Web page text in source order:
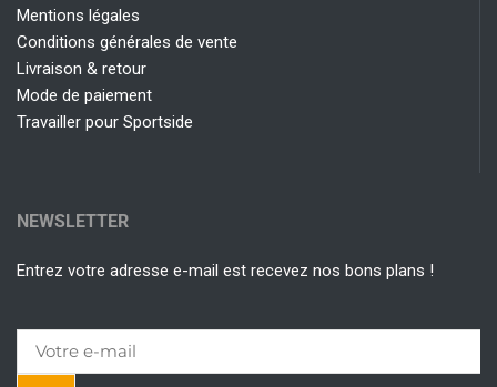
Mentions légales
Conditions générales de vente
Livraison & retour
Mode de paiement
Travailler pour Sportside
NEWSLETTER
Entrez votre adresse e-mail est recevez nos bons plans !